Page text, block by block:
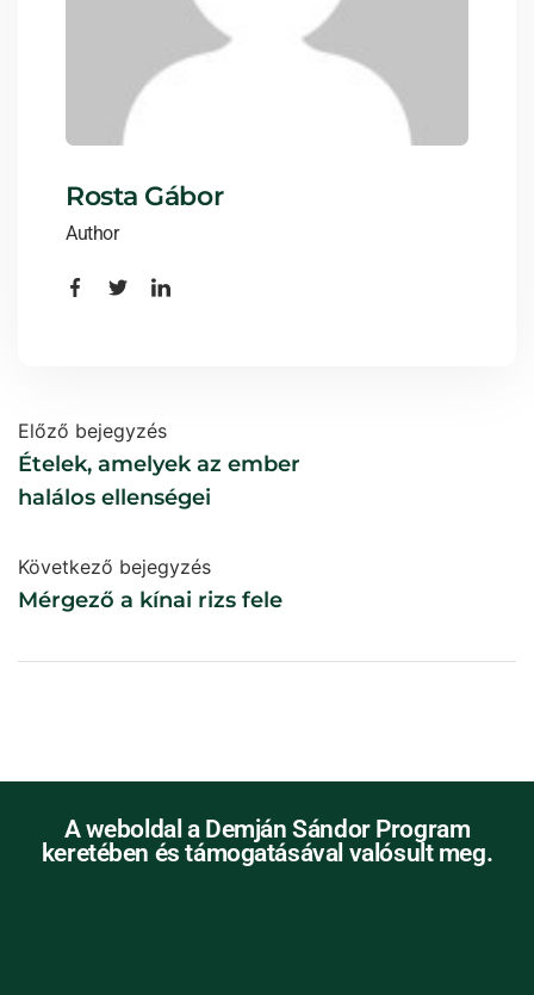
Rosta Gábor
Author
Előző bejegyzés
Ételek, amelyek az ember
halálos ellenségei
Következő bejegyzés
Mérgező a kínai rizs fele
A weboldal a Demján Sándor Program
keretében és támogatásával valósult meg.